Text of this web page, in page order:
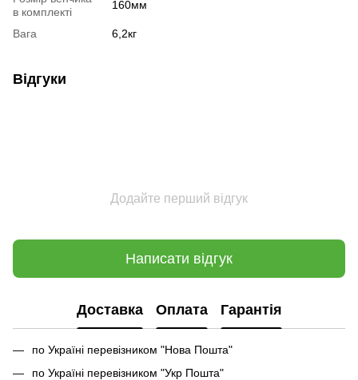
в комплекті
160мм
Вага 6,2кг
Відгуки
Додайте перший відгук
Написати відгук
Доставка Оплата Гарантія
по Україні перевізником "Нова Пошта"
по Україні перевізником "Укр Пошта"